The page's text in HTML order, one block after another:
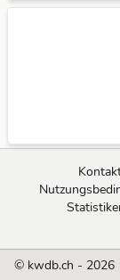
© kwdb.ch - 2026